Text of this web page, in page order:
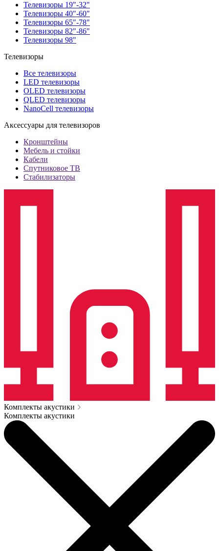
Телевизоры 19"-32"
Телевизоры 40"-60"
Телевизоры 65"-78"
Телевизоры 82"-86"
Телевизоры 98"
Телевизоры
Все телевизоры
LED телевизоры
OLED телевизоры
QLED телевизоры
NanoCell телевизоры
Аксессуары для телевизоров
Кронштейны
Мебель и стойки
Кабели
Спутниковое ТВ
Стабилизаторы
Комплекты акустики
Комплекты акустики